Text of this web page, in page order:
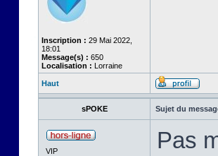
Inscription : 29 Mai 2022,
18:01
Message(s) : 650
Localisation : Lorraine
Haut
sPOKE Sujet du
VIP Pas